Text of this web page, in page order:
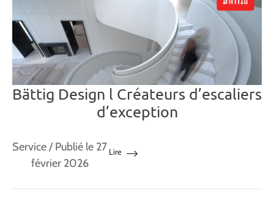
Bättig Design l Créateurs d’escaliers
d’exception
Service/ Publié le 27
février 2026
Lire